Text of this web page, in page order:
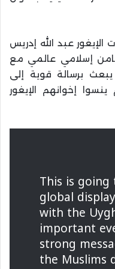
الإيغور عبد الله إدريس
إسلامي عالمي مع
برسالة قوية إلى
إخوانهم الإيغور
This is
global
with the
important
strong
the